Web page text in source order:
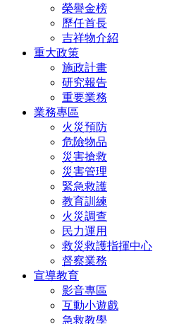
榮譽金榜
歷任首長
吉祥物介紹
重大政策
施政計畫
研究報告
重要業務
業務專區
火災預防
危險物品
災害搶救
災害管理
緊急救護
教育訓練
火災調查
民力運用
救災救護指揮中心
督察業務
宣導教育
影音專區
互動小遊戲
急救教學